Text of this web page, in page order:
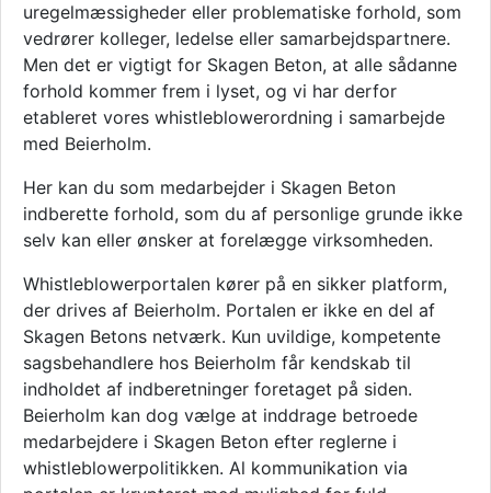
uregelmæssigheder eller problematiske forhold, som
vedrører kolleger, ledelse eller samarbejdspartnere.
Men det er vigtigt for Skagen Beton, at alle sådanne
forhold kommer frem i lyset, og vi har derfor
etableret vores whistleblowerordning i samarbejde
med Beierholm.
Her kan du som medarbejder i Skagen Beton
indberette forhold, som du af personlige grunde ikke
selv kan eller ønsker at forelægge virksomheden.
Whistleblowerportalen kører på en sikker platform,
der drives af Beierholm. Portalen er ikke en del af
Skagen Betons netværk. Kun uvildige, kompetente
sagsbehandlere hos Beierholm får kendskab til
indholdet af indberetninger foretaget på siden.
Beierholm kan dog vælge at inddrage betroede
medarbejdere i Skagen Beton efter reglerne i
whistleblowerpolitikken. Al kommunikation via